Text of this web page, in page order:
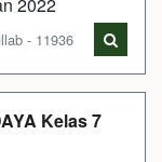
- 11936
Kelas 7